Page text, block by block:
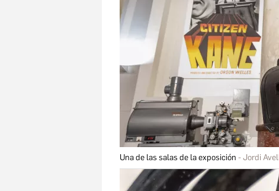
Una de las salas de la exposición Jordi